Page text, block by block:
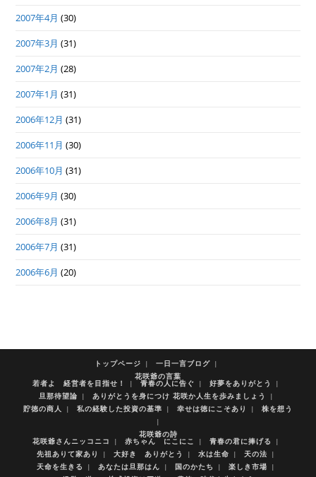
2007年4月 (30)
2007年3月 (31)
2007年2月 (28)
2007年1月 (31)
2006年12月 (31)
2006年11月 (30)
2006年10月 (31)
2006年9月 (30)
2006年8月 (31)
2006年7月 (31)
2006年6月 (20)
トップページ
一日一言ブログ
花咲爺の言葉
若者よ 経営者を目指せ！ 青春の人に告ぐ
好夢をありがとう
旦那待望論
ありがとうを身につけ 花咲か人生を歩みましょう
貯徳の商人
私の経験した投資の基準 幸せは徳にこそあり 株を想う
花咲爺の詩
花咲爺さんニッコニコ 赤ちゃん にこにこ
青春の君に捧げる
先祖ありて家あり
大好き ありがとう 水は生命
天の法
天命を生きる
あなたは旦那はん 国のかたち
楽しき市場